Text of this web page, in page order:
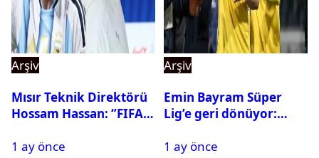
Arşiv
Mısır Teknik Direktörü
Hossam Hassan: ‘’FIFA,
istemiyor’’
1 ay önce
Arşiv
Emin Bayram Süper
Lig’e geri dönüyor:
1 ay önce